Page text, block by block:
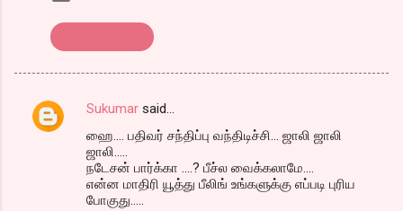
C
Sukumar said…
ஹை.... பதிவர் சந்திப்பு வந்திடிச்சி... ஜாலி ஜாலி
ஜாலி.....
நடேசன் பார்க்கா ....? பீச்ல வைக்கலாமே....
என்ன மாதிரி யூத்து பீலிங் உங்களுக்கு எப்படி புரிய
போகுது.....